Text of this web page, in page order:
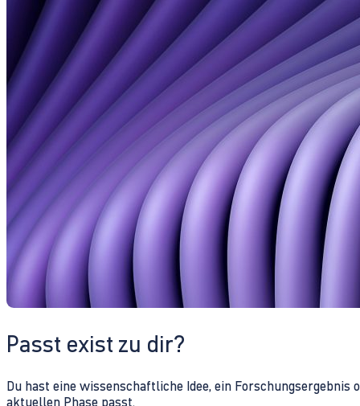
Passt exist zu dir?
Du hast eine wissenschaftliche Idee, ein
aktuellen Phase passt.